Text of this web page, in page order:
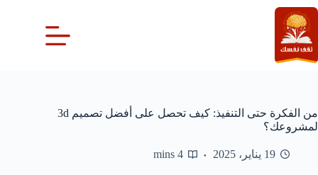
التجاوز
إلى
المحتوى
من الفكرة حتى التنفيذ: كيف تحصل على أفضل تصميم 3d
لمشروعك؟
19 يناير، 2025 4 mins